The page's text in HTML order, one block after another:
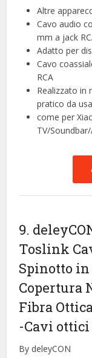
Altre
Cavo audio
mm a jack
Adatto per
Cavo
RCA
Realizzato in
pratico da
come per
TV/
9.
Toslink
Spinotto in
Copertura
Fibra
-Cavi ottici
By deleyCON